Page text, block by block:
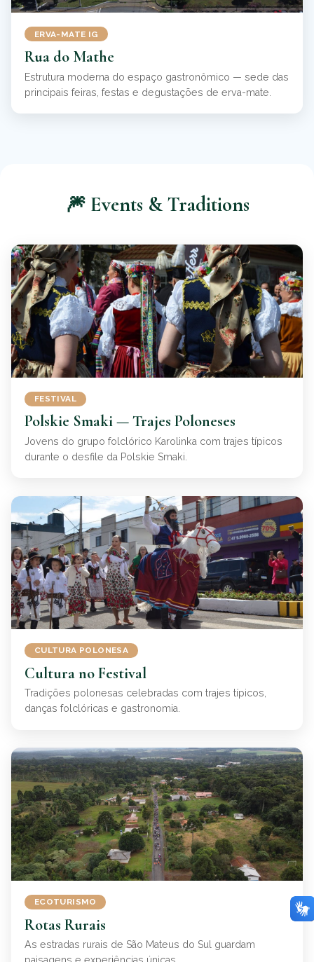
ERVA-MATE IG
Rua do Mathe
Estrutura moderna do espaço gastronômico — sede das
principais feiras, festas e degustações de erva-mate.
🎆 Events & Traditions
FESTIVAL
Polskie Smaki — Trajes Poloneses
Jovens do grupo folclórico Karolinka com trajes típicos
durante o desfile da Polskie Smaki.
CULTURA POLONESA
Cultura no Festival
Tradições polonesas celebradas com trajes típicos,
danças folclóricas e gastronomia.
ECOTURISMO
Rotas Rurais
As estradas rurais de São Mateus do Sul guardam